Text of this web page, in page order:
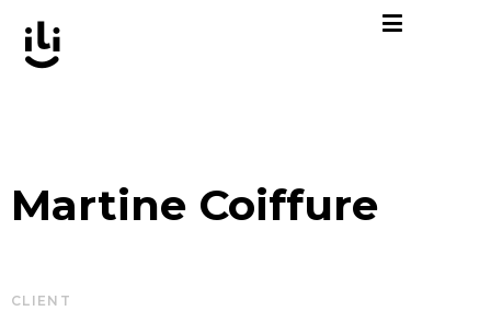
contenu
Martine Coiffure
CLIENT